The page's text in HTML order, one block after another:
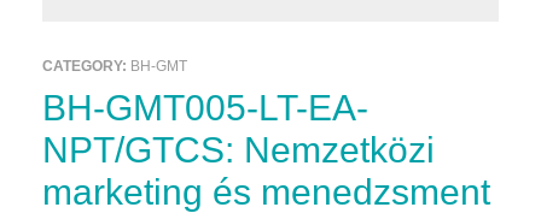
CATEGORY: BH-GMT
BH-GMT005-LT-EA-
NPT/GTCS: Nemzetközi
marketing és menedzsment